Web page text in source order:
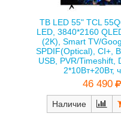
ТВ LED 55" TCL
LED, 3840*2160
(2K), Smart TV/
SPDIF(Optical), CI+,
USB, PVR/Timeshift,
2*10Вт+20Вт,
46 490
Наличие